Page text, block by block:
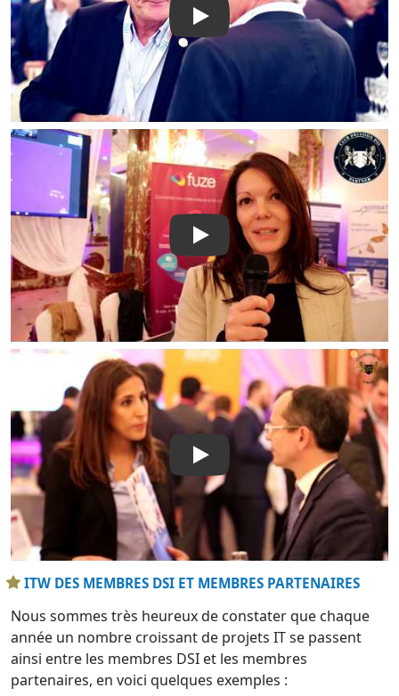
Play
Play
Play
ITW DES MEMBRES DSI ET MEMBRES PARTENAIRES
Nous sommes très heureux de constater que chaque
année un nombre croissant de projets IT se passent
ainsi entre les membres DSI et les membres
partenaires, en voici quelques exemples :